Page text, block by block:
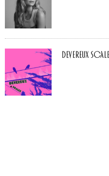
Devereux